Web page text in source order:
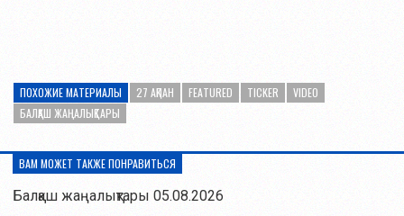
ПОХОЖИЕ МАТЕРИАЛЫ 27 АҚПАН FEATURED TICKER
VIDEO
БАЛҚАШ ЖАҢАЛЫҚТАРЫ
ВАМ МОЖЕТ ТАКЖЕ ПОНРАВИТЬСЯ
Балқаш жаңалықтары 05.08.2026